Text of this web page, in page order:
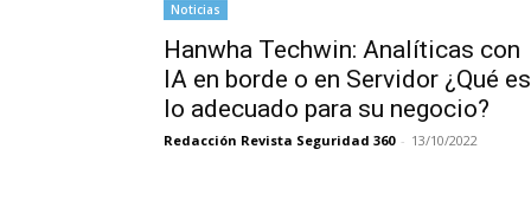
Noticias
Hanwha Techwin: Analíticas con
IA en borde o en Servidor ¿Qué es
lo adecuado para su negocio?
Redacción Revista Seguridad 360 - 13/10/2022